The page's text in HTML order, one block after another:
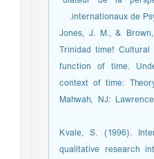
internationaux de
Jones, J. M., &
Trinidad time!
function of time.
context of time:
Mahwah, NJ:
Kvale, S. (1996).
qualitative research